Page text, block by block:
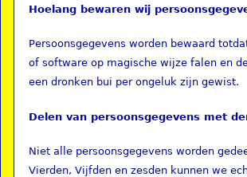
Hoelang bewaren wij
Persoonsgegevens worden bewaard
of software op magische wijze falen en
een dronken bui per ongeluk zijn gewist.
Delen van persoonsgegevens met
Niet alle persoonsgegevens worden
Vierden, Vijfden en zesden kunnen we